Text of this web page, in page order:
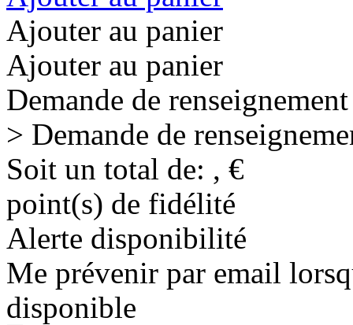
Ajouter au panier
Ajouter au panier
Demande de renseignement
> Demande de
Soit un total de: , €
point(s) de fidélité
Alerte disponibilité
Me prévenir par email
disponible